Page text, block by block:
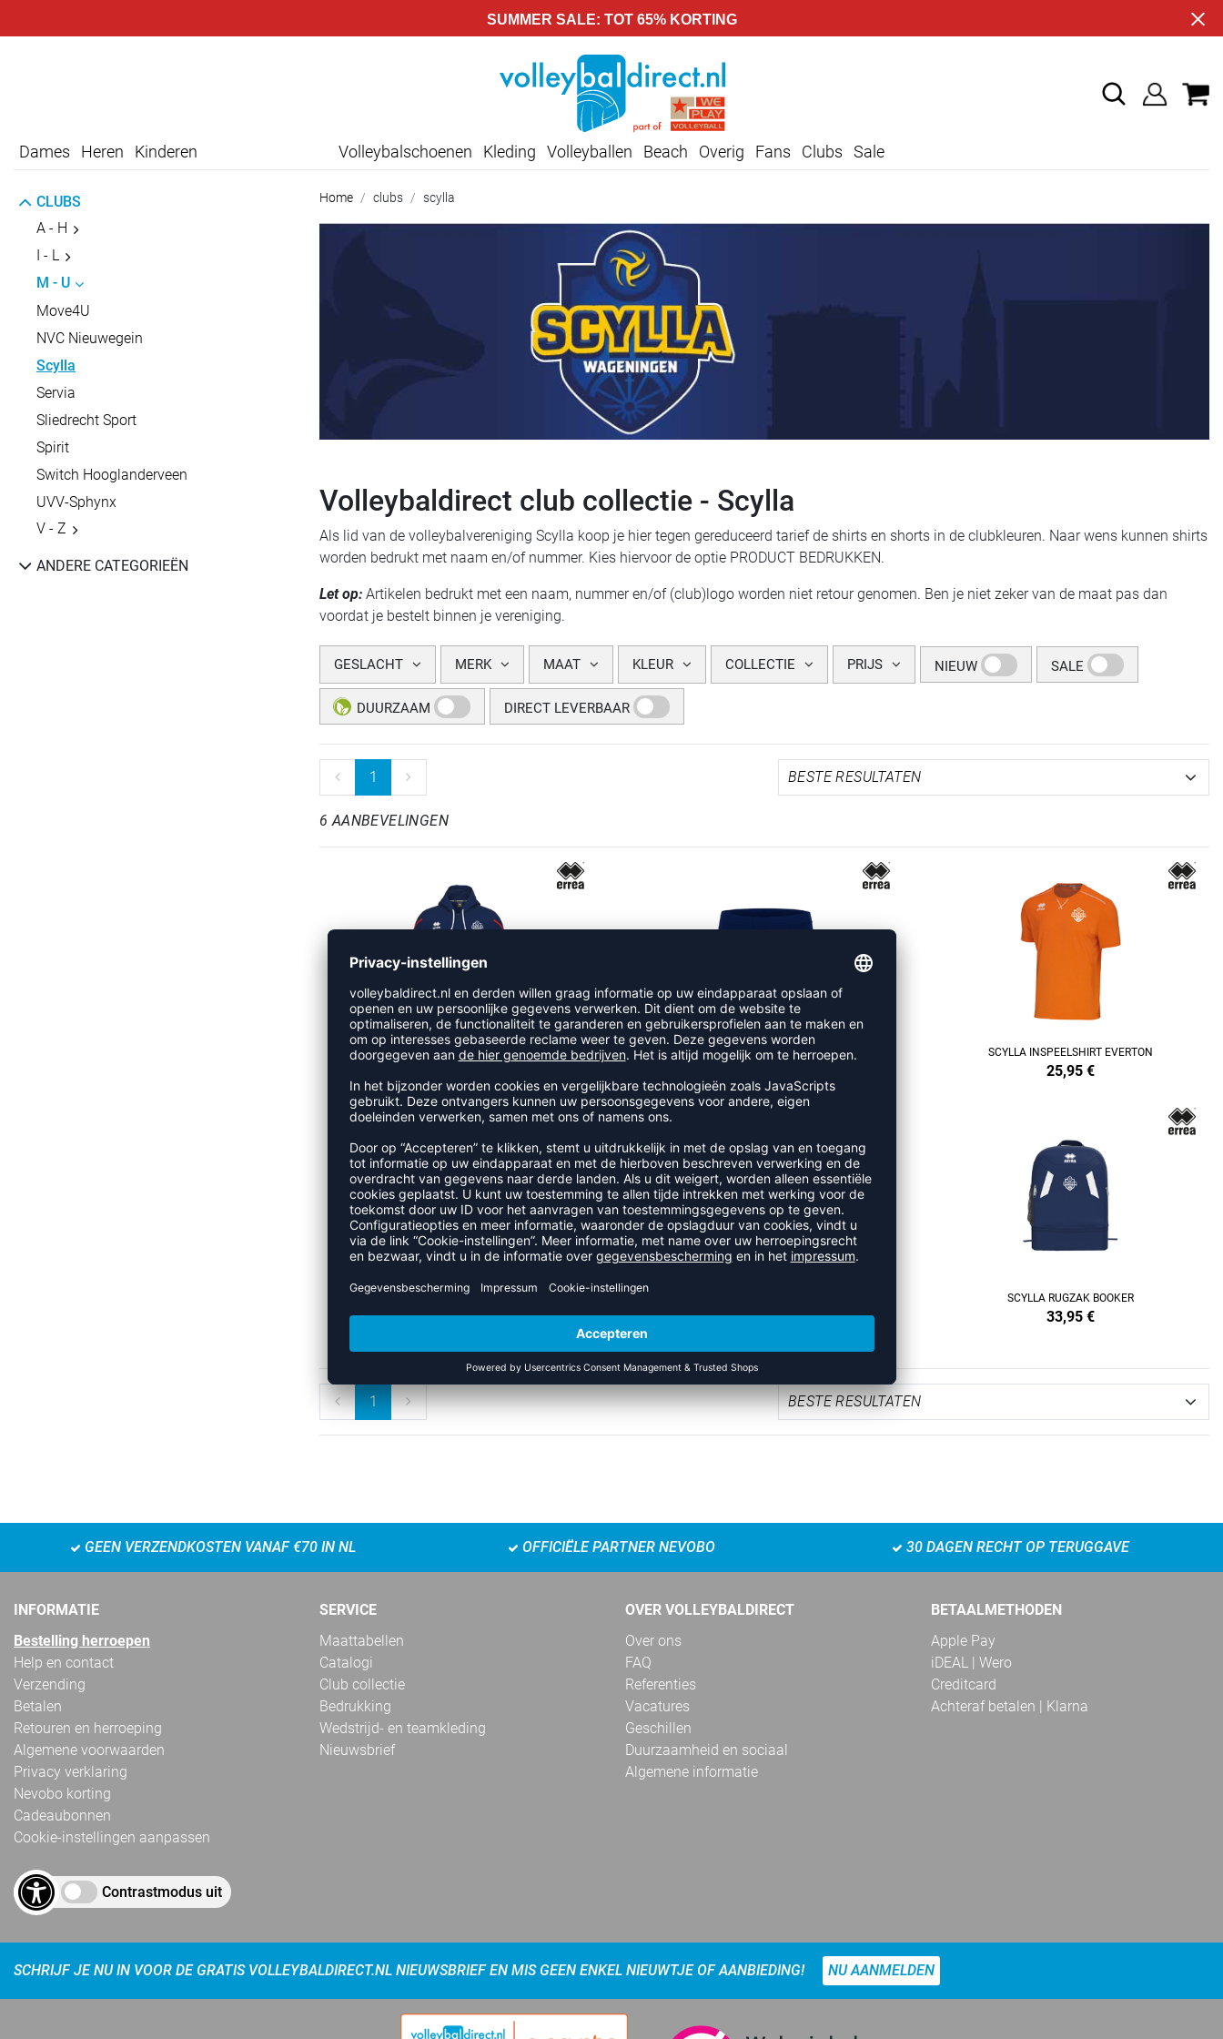
SUMMER SALE: TOT 65% KORTING
Dames Heren Kinderen Volleybalschoenen Kleding Volleyballen Beach Overig Fans Clubs Sale
CLUBS
A - H
I - L
M - U
Move4U
NVC Nieuwegein
Scylla
Servia
Sliedrecht Sport
Spirit
Switch Hooglanderveen
UVV-Sphynx
V - Z
ANDERE CATEGORIEËN
Home clubs scylla
Volleybaldirect club collectie - Scylla
Als lid van de volleybalvereniging Scylla koop je hier tegen gereduceerd tarief de shirts en shorts in de clubkleuren. Naar wens kunnen shirts
worden bedrukt met naam en/of nummer. Kies hiervoor de optie PRODUCT BEDRUKKEN.
Let op: Artikelen bedrukt met een naam, nummer en/of (club)logo worden niet retour genomen. Ben je niet zeker van de maat pas dan
voordat je bestelt binnen je vereniging.
GESLACHT MERK MAAT KLEUR COLLECTIE PRIJS NIEUW SALE
DUURZAAM DIRECT LEVERBAAR
1
6 AANBEVELINGEN
SCYLLA JACK CLANCY SCYLLA SHORT VOLLEY DAMES SCYLLA INSPEELSHIRT EVERTON
25,95 €
SCYLLA SHORT EDO
16,95 €
REFINEMENT
45,95 €
SCYLLA RUGZAK BOOKER
33,95 €
1
GEEN VERZENDKOSTEN VANAF €70 IN NL OFFICIËLE PARTNER NEVOBO 30 DAGEN RECHT OP TERUGGAVE
INFORMATIE
Bestelling herroepen
Help en contact
Verzending
Betalen
Retouren en herroeping
Algemene voorwaarden
Privacy verklaring
Nevobo korting
Cadeaubonnen
Cookie-instellingen aanpassen
Contrastmodus uit
SERVICE
Maattabellen
Catalogi
Club collectie
Bedrukking
Wedstrijd- en teamkleding
Nieuwsbrief
OVER VOLLEYBALDIRECT
Over ons
FAQ
Referenties
Vacatures
Geschillen
Duurzaamheid en sociaal
Algemene informatie
BETAALMETHODEN
Apple Pay
iDEAL | Wero
Creditcard
Achteraf betalen | Klarna
SCHRIJF JE NU IN VOOR DE GRATIS VOLLEYBALDIRECT.NL NIEUWSBRIEF EN MIS GEEN ENKEL NIEUWTJE OF AANBIEDING! NU AANMELDEN